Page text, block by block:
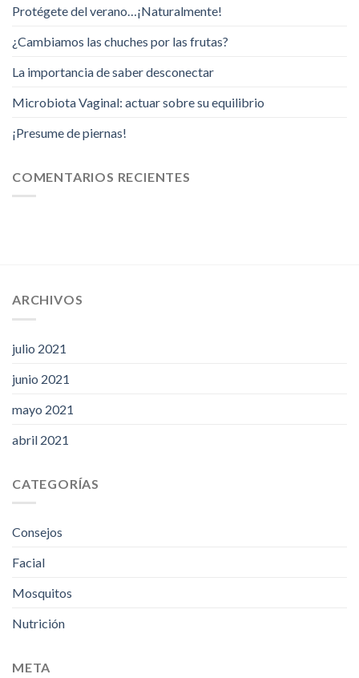
Protégete del verano…¡Naturalmente!
¿Cambiamos las chuches por las frutas?
La importancia de saber desconectar
Microbiota Vaginal: actuar sobre su equilibrio
¡Presume de piernas!
COMENTARIOS RECIENTES
ARCHIVOS
julio 2021
junio 2021
mayo 2021
abril 2021
CATEGORÍAS
Consejos
Facial
Mosquitos
Nutrición
META